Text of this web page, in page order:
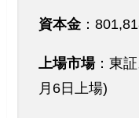
資本金 ：
上場市場：東
月6日上場)